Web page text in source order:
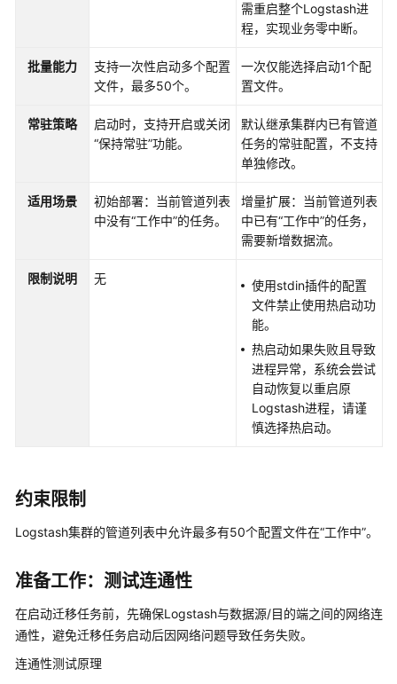
南
过
使
权
用
流
程
群
规
划
创
需重启整个Logstash进
程，实现业务零中断。
批量能力
支持一次性启动多个配置
文件，最多50个。
一次仅能选择启动1个配
置文件。
常驻策略
启动时，支持开启或关闭
“保持常驻”功能。
默认继承集群内已有管道
任务的常驻配置，不支持
单独修改。
适用场景
初始部署：当前管道列表
中没有“工作中”的任务。
增量扩展：当前管道列表
中已有“工作中”的任务，
需要新增数据流。
限制说明 无
使用stdin插件的配置
文件禁止使用热启动功
能。
热启动如果失败且导致
进程异常，系统会尝试
自动恢复以重启原
Logstash进程，请谨
慎选择热启动。
约束限制
Logstash集群的管道列表中允许最多有50个配置文件在“工作中”。
准备工作：测试连通性
在启动迁移任务前，先确保Logstash与数据源/目的端之间的网络连
通性，避免迁移任务启动后因网络问题导致任务失败。
连通性测试原理